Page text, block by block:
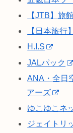
【JTB】旅
【日本旅
H.I.S
JALパック
ANA・全日
アーズ
ゆこゆこネ
ジェイトリ